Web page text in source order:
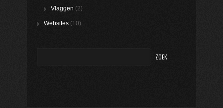
Vlaggen (2)
Websites (10)